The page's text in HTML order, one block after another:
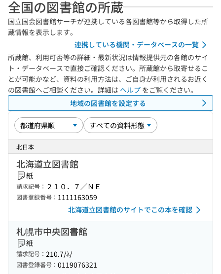
全国の図書館の所蔵
国立国会図書館サーチが連携している各図書館等から取得した所
蔵情報を表示します。
連携している機関・データベースの一覧
所蔵館、利用可否等の詳細・最新状況は情報提供元の各館のサイ
ト・データベースで直接ご確認ください。所蔵館から取寄せるこ
とが可能かなど、資料の利用方法は、ご自身が利用されるお近く
の図書館へご相談ください。詳細は ヘルプ をご覧ください。
地域の図書館を設定する
北日本
北海道立図書館
紙
請求記号： ２１０．７／ＮＥ
図書登録番号： 1111163059
北海道立図書館のサイトでこの本を確認
札幌市中央図書館
紙
請求記号： 210.7/ﾈ/
図書登録番号： 0119076321